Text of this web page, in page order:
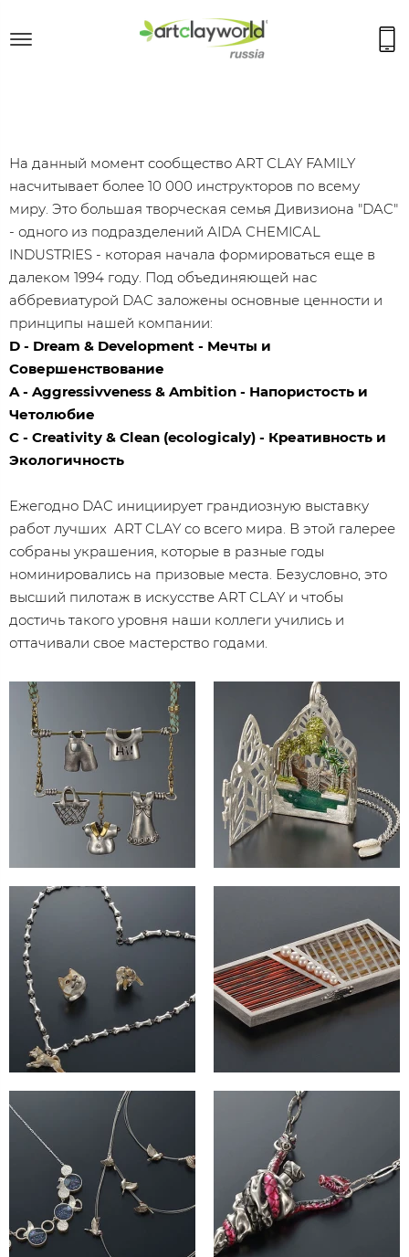
На данный момент сообщество ART CLAY FAMILY
насчитывает более 10 000 инструкторов по всему
миру. Это большая творческая семья Дивизиона "DAC"
- одного из подразделений AIDA CHEMICAL
INDUSTRIES - которая начала формироваться еще в
далеком 1994 году. Под объединяющей нас
аббревиатурой DAC заложены основные ценности и
принципы нашей компании:
D - Dream & Development - Мечты и
Совершенствование
A - Aggressivveness & Ambition - Напористость и
Четолюбие
C - Creativity & Clean (ecologicaly) - Креативность и
Экологичность
Ежегодно DAC инициирует грандиозную выставку
работ лучших ART CLAY со всего мира. В этой галерее
собраны украшения, которые в разные годы
номинировались на призовые места. Безусловно, это
высший пилотаж в искусстве ART CLAY и чтобы
достичь такого уровня наши коллеги учились и
оттачивали свое мастерство годами.